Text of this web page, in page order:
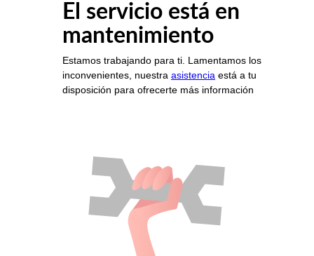
El servicio está en
mantenimiento
Estamos trabajando para ti. Lamentamos los
inconvenientes, nuestra asistencia está a tu
disposición para ofrecerte más información